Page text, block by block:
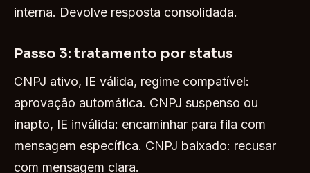
interna. Devolve resposta consolidada.
Passo 3: tratamento por status
CNPJ ativo, IE válida, regime compatível:
aprovação automática. CNPJ suspenso ou
inapto, IE inválida: encaminhar para fila com
mensagem específica. CNPJ baixado: recusar
com mensagem clara.